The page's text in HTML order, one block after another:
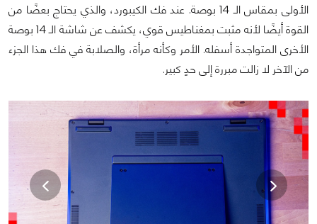
الأولى بمقاس الـ 14 بوصة. عند فك الكيبورد، والذي يحتاج بعضًا من
القوة أيضًا لأنه مثبت بمغناطيس قوي، يكشف عن شاشة الـ 14 بوصة
الأخرى المتواجدة أسفله. الأمر وكأنه مرأة، والصلابة في فك هذا الجزء
من الآخر لا زالت مبررة إلى حدٍ كبير.